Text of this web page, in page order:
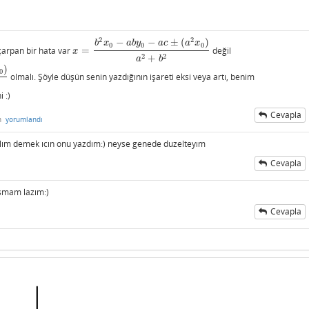
bir hata var x =
b2x0 − aby0 − ac ± (a2x0)
a2 + b2
x= b2 x0−aby0−ac±(a2x0)a2+b2 değil
0 )
olmalı. Şöyle düşün senin yazdığının işareti eksi veya artı, benim
:)
yorumlandı Cevapla
demek ıcın onu yazdım:) neyse genede duzelteyım
Cevapla
lazım:)
Cevapla